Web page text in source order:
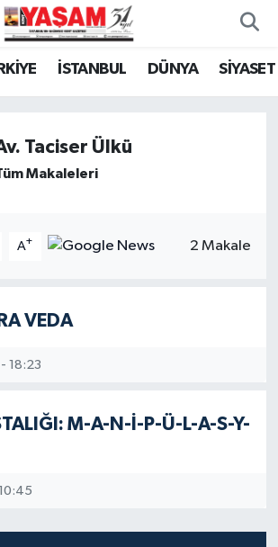
İSTANBUL DÜNYA SİYASET
Taciser Ülkü
Makaleleri
A+ 2 Makale
VEDA
18:23
M-A-N-İ-P-Ü-L-A-S-Y-